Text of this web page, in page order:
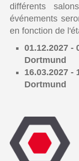
différents
événements
en fonction de
01.12.2027 -
Dortmund
16.03.2027 -
Dortmund